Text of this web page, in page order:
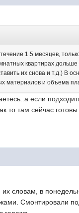
1.5 месяцев,
квартирах
их снова и т.д.) В
материалов и объема
если
там сейчас
словам, в
Смонтировали